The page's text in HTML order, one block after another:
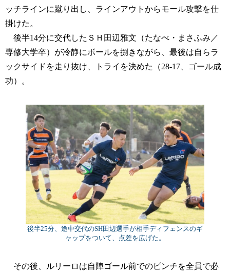
ッチラインに蹴り出し、ラインアウトからモール攻撃を仕
掛けた。
後半14分に交代したＳＨ田辺雅文（たなべ・まさふみ／
専修大学卒）が冷静にボールを捌きながら、最後は自らラ
ックサイドを走り抜け、トライを決めた（28-17、ゴール成
功）。
後半25分、途中交代のSH田辺選手が相手ディフェンスのギ
ャップをついて、点差を広げた。
その後、ルリーロは自陣ゴール前でのピンチを全員で必